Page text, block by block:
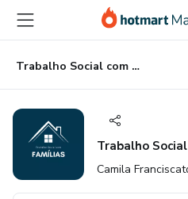
para
conteúdo
principal
para
pagamento
para
rodapé
Trabalho Social com Famílias
Trabalho
Camila